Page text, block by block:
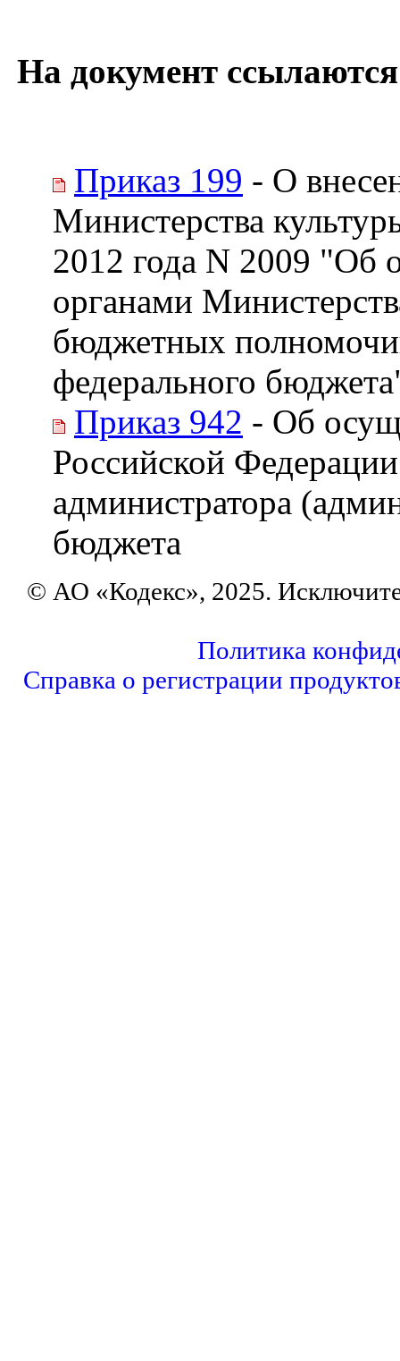
На документ
Приказ 199 - О
Министерства
2012 года N 2009 "Об
органами
бюджетных
федерального
Приказ 942 - Об
Российской
администратора
бюджета
© АО «Кодекс», 2025.
Политика
Справка о регистрации